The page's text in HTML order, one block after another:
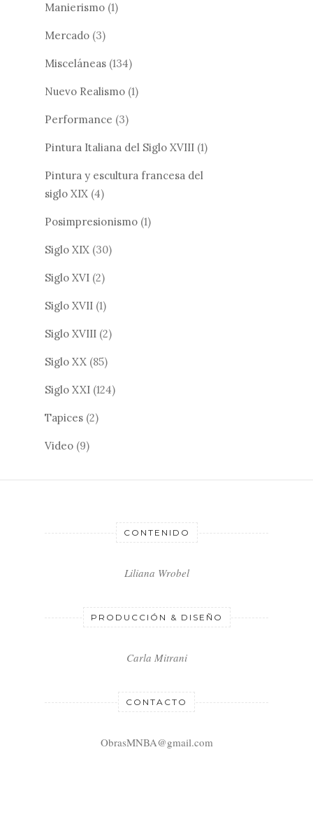
Manierismo (1)
Mercado (3)
Misceláneas (134)
Nuevo Realismo (1)
Performance (3)
Pintura Italiana del Siglo XVIII (1)
Pintura y escultura francesa del
siglo XIX (4)
Posimpresionismo (1)
Siglo XIX (30)
Siglo XVI (2)
Siglo XVII (1)
Siglo XVIII (2)
Siglo XX (85)
Siglo XXI (124)
Tapices (2)
Video (9)
CONTENIDO
Liliana Wrobel
PRODUCCIÓN & DISEÑO
Carla Mitrani
CONTACTO
ObrasMNBA@gmail.com